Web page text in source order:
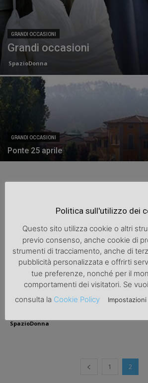
GRANDI OCCASIONI
Grandi occasioni
SpazioDonna
GRANDI OCCASIONI
Ponte 25 aprile
SpazioDonna
1 2
Politica sull'utilizzo dei
Questo sito utilizza cookie o altri
previo consenso, anche cookie di
strumenti di tracciamento, anche di
pubblicità personalizzata e offrirti
tue preferenze, nonché per il
comportamenti dei visitatori. Se
consulta la Cookie Policy Impostazioni